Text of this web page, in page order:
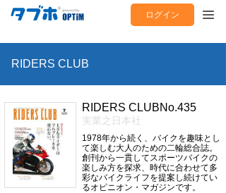
ログイン
RIDERS CLUB
RIDERS CLUBNo.435
実業之日本社
1978年から続く、バイクを趣味とし
て楽しむ大人のための二輪総合誌。
創刊から一貫してスポーツバイクの
楽しみ方を探求、時代に合わせて多
彩なバイクライフを提案し続けてい
るオピニオン・マガジンです。